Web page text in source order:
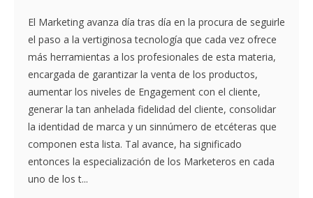
El Marketing avanza día tras día en la procura de seguirle
el paso a la vertiginosa tecnología que cada vez ofrece
más herramientas a los profesionales de esta materia,
encargada de garantizar la venta de los productos,
aumentar los niveles de Engagement con el cliente,
generar la tan anhelada fidelidad del cliente, consolidar
la identidad de marca y un sinnúmero de etcéteras que
componen esta lista. Tal avance, ha significado
entonces la especialización de los Marketeros en cada
uno de los t...